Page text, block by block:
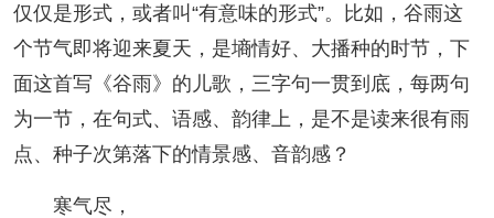
仅仅是形式，或者叫“有意味的形式”。比如，谷雨这
个节气即将迎来夏天，是墒情好、大播种的时节，下
面这首写《谷雨》的儿歌，三字句一贯到底，每两句
为一节，在句式、语感、韵律上，是不是读来很有雨
点、种子次第落下的情景感、音韵感？
寒气尽，